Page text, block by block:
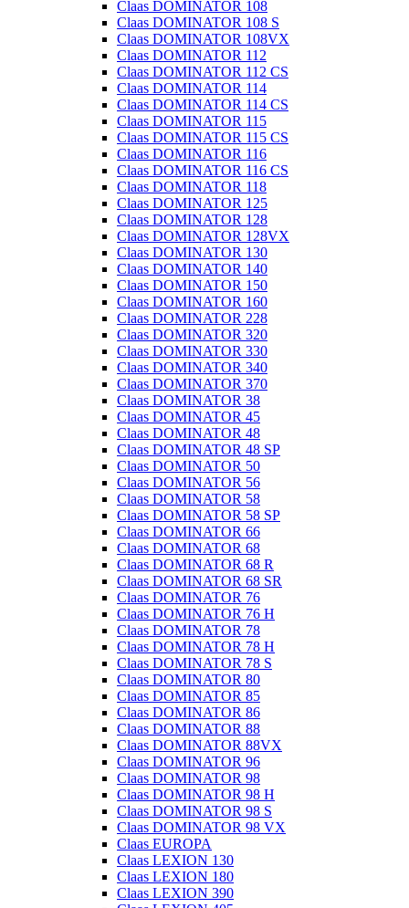
Claas DOMINATOR 108
Claas DOMINATOR 108 S
Claas DOMINATOR 108VX
Claas DOMINATOR 112
Claas DOMINATOR 112 CS
Claas DOMINATOR 114
Claas DOMINATOR 114 CS
Claas DOMINATOR 115
Claas DOMINATOR 115 CS
Claas DOMINATOR 116
Claas DOMINATOR 116 CS
Claas DOMINATOR 118
Claas DOMINATOR 125
Claas DOMINATOR 128
Claas DOMINATOR 128VX
Claas DOMINATOR 130
Claas DOMINATOR 140
Claas DOMINATOR 150
Claas DOMINATOR 160
Claas DOMINATOR 228
Claas DOMINATOR 320
Claas DOMINATOR 330
Claas DOMINATOR 340
Claas DOMINATOR 370
Claas DOMINATOR 38
Claas DOMINATOR 45
Claas DOMINATOR 48
Claas DOMINATOR 48 SP
Claas DOMINATOR 50
Claas DOMINATOR 56
Claas DOMINATOR 58
Claas DOMINATOR 58 SP
Claas DOMINATOR 66
Claas DOMINATOR 68
Claas DOMINATOR 68 R
Claas DOMINATOR 68 SR
Claas DOMINATOR 76
Claas DOMINATOR 76 H
Claas DOMINATOR 78
Claas DOMINATOR 78 H
Claas DOMINATOR 78 S
Claas DOMINATOR 80
Claas DOMINATOR 85
Claas DOMINATOR 86
Claas DOMINATOR 88
Claas DOMINATOR 88VX
Claas DOMINATOR 96
Claas DOMINATOR 98
Claas DOMINATOR 98 H
Claas DOMINATOR 98 S
Claas DOMINATOR 98 VX
Claas EUROPA
Claas LEXION 130
Claas LEXION 180
Claas LEXION 390